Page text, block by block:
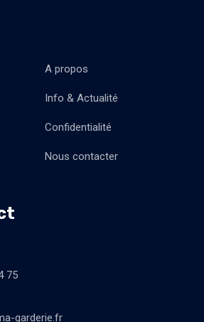
A propos
Info & Actualité
Confidentialité
Nous contacter
75
garderie.fr